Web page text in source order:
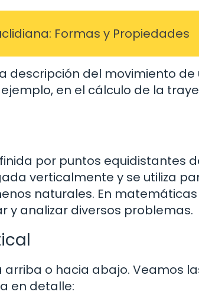
Formas y Propiedades
descripción del movimiento de
en el cálculo de la
por puntos equidistantes
verticalmente y se utiliza
naturales. En matemáticas
y analizar diversos problemas.
o hacia abajo. Veamos
en detalle: